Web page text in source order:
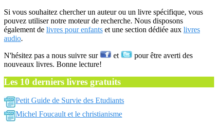
Si vous souhaitez chercher un auteur ou un livre spécifique, vous
pouvez utiliser notre moteur de recherche. Nous disposons
également de livres pour enfants et une section dédiée aux livres
audio.
N'hésitez pas a nous suivre sur et
pour être averti des
nouveaux livres. Bonne lecture!
Les 10 derniers livres gratuits
Petit Guide de Survie des Etudiants
Michel Foucault et le christianisme